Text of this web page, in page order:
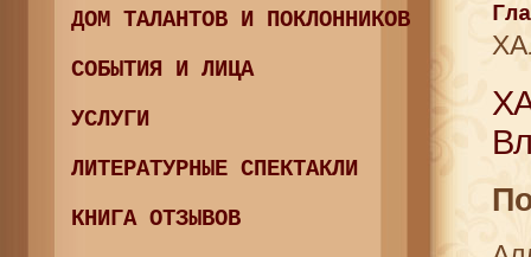
ДОМ ТАЛАНТОВ И ПОКЛОННИКОВ
СОБЫТИЯ И ЛИЦА
УСЛУГИ
ЛИТЕРАТУРНЫЕ СПЕКТАКЛИ
КНИГА ОТЗЫВОВ